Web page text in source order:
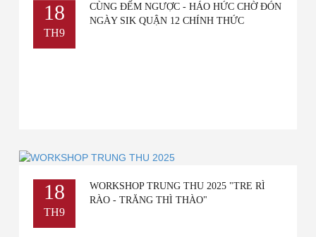
18
TH9
CÙNG ĐẾM NGƯỢC - HÁO HỨC CHỜ ĐÓN
NGÀY SIK QUẬN 12 CHÍNH THỨC
18
TH9
WORKSHOP TRUNG THU 2025 "TRE RÌ
RÀO - TRĂNG THÌ THÀO"